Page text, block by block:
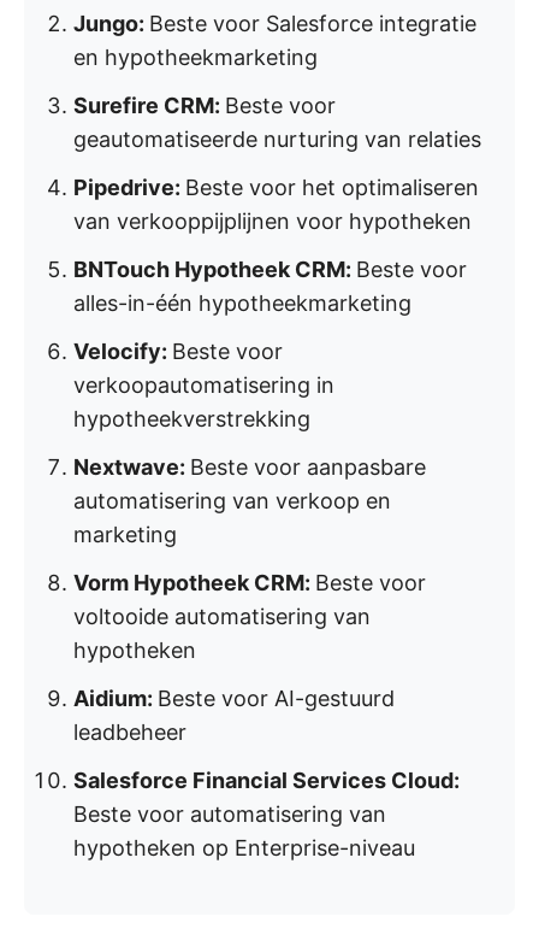
Jungo: Beste voor Salesforce integratie
en hypotheekmarketing
Surefire CRM: Beste voor
geautomatiseerde nurturing van relaties
Pipedrive: Beste voor het optimaliseren
van verkooppijplijnen voor hypotheken
BNTouch Hypotheek CRM: Beste voor
alles-in-één hypotheekmarketing
Velocify: Beste voor
verkoopautomatisering in
hypotheekverstrekking
Nextwave: Beste voor aanpasbare
automatisering van verkoop en
marketing
Vorm Hypotheek CRM: Beste voor
voltooide automatisering van
hypotheken
Aidium: Beste voor AI-gestuurd
leadbeheer
Salesforce Financial Services Cloud:
Beste voor automatisering van
hypotheken op Enterprise-niveau